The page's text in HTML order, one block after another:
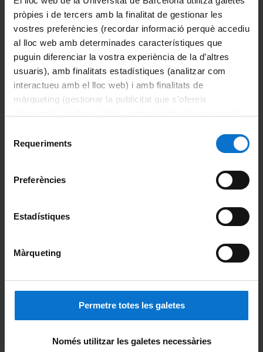
pròpies i de tercers amb la finalitat de gestionar les
vostres preferències (recordar informació perquè accediu
al lloc web amb determinades característiques que
puguin diferenciar la vostra experiència de la d’altres
usuaris), amb finalitats estadístiques (analitzar com
interactueu amb el lloc web) i amb finalitats de
màrqueting (gestionar la publicitat que s’ofereix
consultar laPolítica de galetes del lloc web de la
Requeriments
Preferències
Estadístiques
Màrqueting
Permetre totes les galetes
Només utilitzar les galetes necessàries
Recerca
Projectes de recerca
Oriol Vilanova Gabarrón
Luis Enrique Coronas Serna
Instituts de Recerca
Institut de Nanociència i Nanotecnologia
Institut of Complex Systems
Portals i intranets
Intranet UB (PDI i PTGAS)
Campus Virtual
Beques